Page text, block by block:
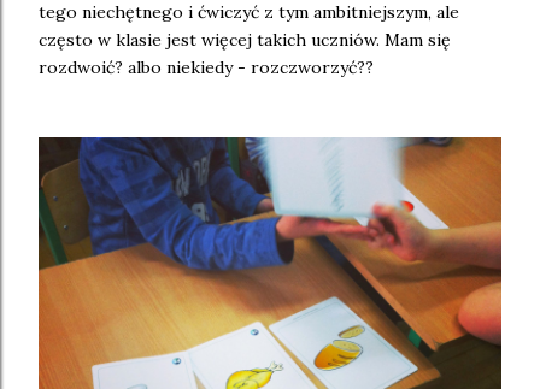
tego niechętnego i ćwiczyć z tym ambitniejszym, ale
często w klasie jest więcej takich uczniów. Mam się
rozdwoić? albo niekiedy - rozczworzyć??